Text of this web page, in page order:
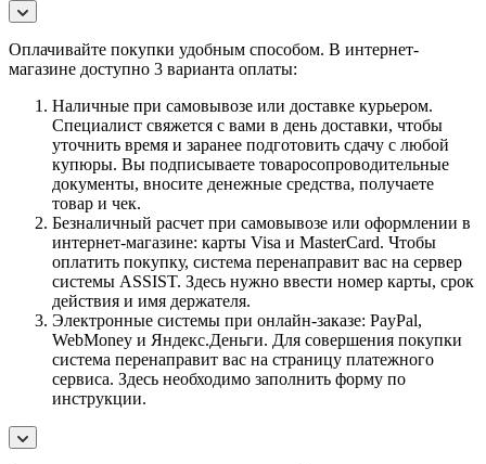
Оплачивайте покупки удобным способом. В интернет-
магазине доступно 3 варианта оплаты:
Наличные при самовывозе или доставке курьером.
Специалист свяжется с вами в день доставки, чтобы
уточнить время и заранее подготовить сдачу с любой
купюры. Вы подписываете товаросопроводительные
документы, вносите денежные средства, получаете
товар и чек.
Безналичный расчет при самовывозе или оформлении в
интернет-магазине: карты Visa и MasterCard. Чтобы
оплатить покупку, система перенаправит вас на сервер
системы ASSIST. Здесь нужно ввести номер карты, срок
действия и имя держателя.
Электронные системы при онлайн-заказе: PayPal,
WebMoney и Яндекс.Деньги. Для совершения покупки
система перенаправит вас на страницу платежного
сервиса. Здесь необходимо заполнить форму по
инструкции.